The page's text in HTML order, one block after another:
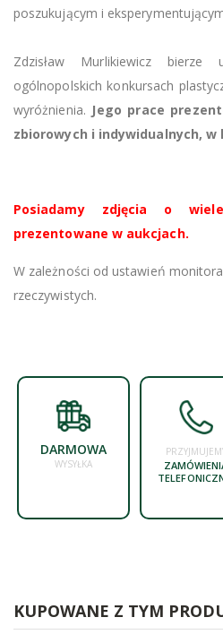
poszukującym i
Zdzisław Murlikiewicz
ogólnopolskich konkursach
wyróżnienia. Jego prace
zbiorowych i indywidualnych, w
Posiadamy zdjęcia o
prezentowane w aukcjach.
W zależności od ustawień
rzeczywistych.
DARMOWA
WYSYŁKA
KUPOWANE Z TYM